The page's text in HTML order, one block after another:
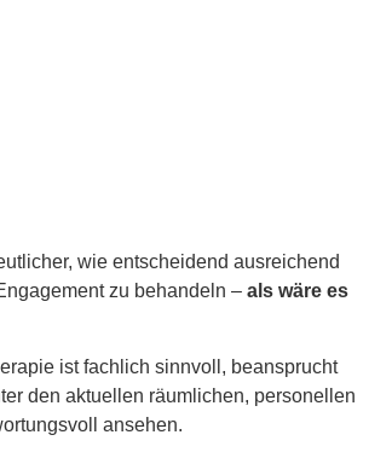
wie entscheidend ausreichend
zu behandeln – als wäre es
ist fachlich sinnvoll, beansprucht
den aktuellen räumlichen, personellen
ansehen.